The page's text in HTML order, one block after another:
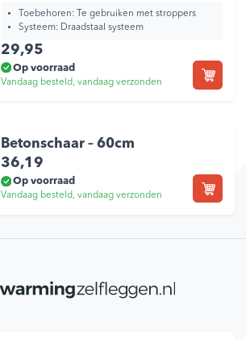
Toebehoren:
Te gebruiken met stroppers
Systeem: Draadstaal systeem
29,95
Op voorraad
Vandaag besteld, vandaag verzonden
Betonschaar – 60cm
36,19
Op voorraad
Vandaag besteld, vandaag verzonden